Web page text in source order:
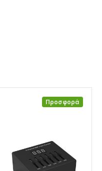
Προσφορά